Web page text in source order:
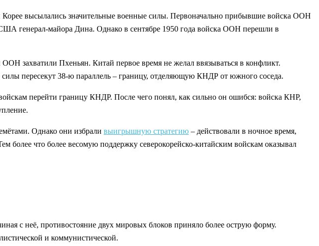
высылались значительные военные силы. Первоначально прибывшие войска ООН
генерал-майора Дина. Однако в сентябре 1950 года войска ООН перешли в
захватили Пхеньян. Китай первое время не желал ввязываться в конфликт.
силы пересекут 38-ю параллель – границу, отделяющую КНДР от южного соседа.
перейти границу КНДР. После чего понял, как сильно он ошибся: войска КНР,
Однако они избрали выигрышную стратегию – действовали в ночное время,
более что более весомую поддержку северокорейско-китайским войскам оказывал
с неё, противостояние двух мировых блоков приняло более острую форму.
и коммунистической.